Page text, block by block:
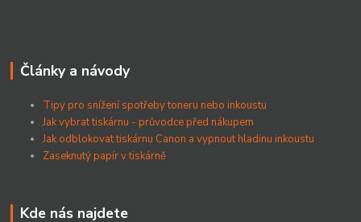
Články a návody
Tipy pro snížení spotřeby toneru nebo inkoustu
Jak vybrat tiskárnu - průvodce před nákupem
Jak odblokovat tiskárnu Canon a vypnout hladinu inkoustu
Zaseknutý papír v tiskárně
Kde nás najdete